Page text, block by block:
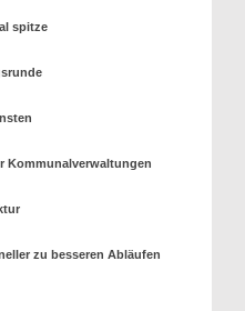
spitze
Kommunalverwaltungen
zu besseren Abläufen